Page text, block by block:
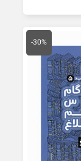
-30%
19,000 تومان
قیمت
فعلی